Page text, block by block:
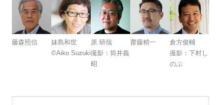
藤森照信
妹島和世
©Aiko Suzuki
原 研哉
撮影：筒井義
昭
齋藤精一
倉方俊輔
撮影：下村し
のぶ